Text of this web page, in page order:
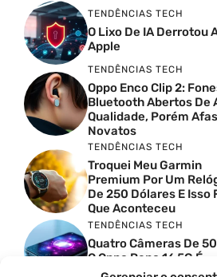
TENDÊNCIAS TECH
O Lixo De IA Derrotou
Apple
TENDÊNCIAS TECH
Oppo Enco Clip 2:
Bluetooth Abertos De
Qualidade, Porém
Novatos
TENDÊNCIAS TECH
Troquei Meu Garmin
Premium Por Um
De 250 Dólares E Isso
Que Aconteceu
TENDÊNCIAS TECH
Quatro Câmeras De
O Oppo Reno 16 5G É
Absurdo